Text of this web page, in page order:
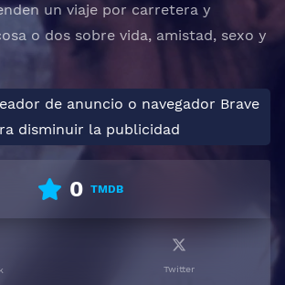
un viaje por carretera y
o dos sobre vida, amistad, sexo y
de anuncio o navegador Brave
disminuir la publicidad
0 TMDB
Twitter